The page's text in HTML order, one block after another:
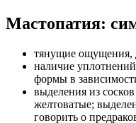
Мастопатия:
тянущие ощущения,
наличие
формы в
выделения из
желтоватые;
говорить о